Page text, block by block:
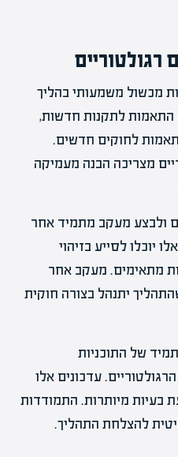
רגולטוריים
מכשול משמעותי בהליך
התאמות לתקנות חדשות,
לחוקים חדשים.
מצריכה הבנה מעמיקה
ולבצע מעקב מתמיד אחר
יוכלו לסייע בזיהוי
מתאימים. מעקב אחר
יתנהל בצורה חוקית
של התוכניות
עדכונים אלו
בעיות מיותרות. התמודדות
להצלחת התהליך.